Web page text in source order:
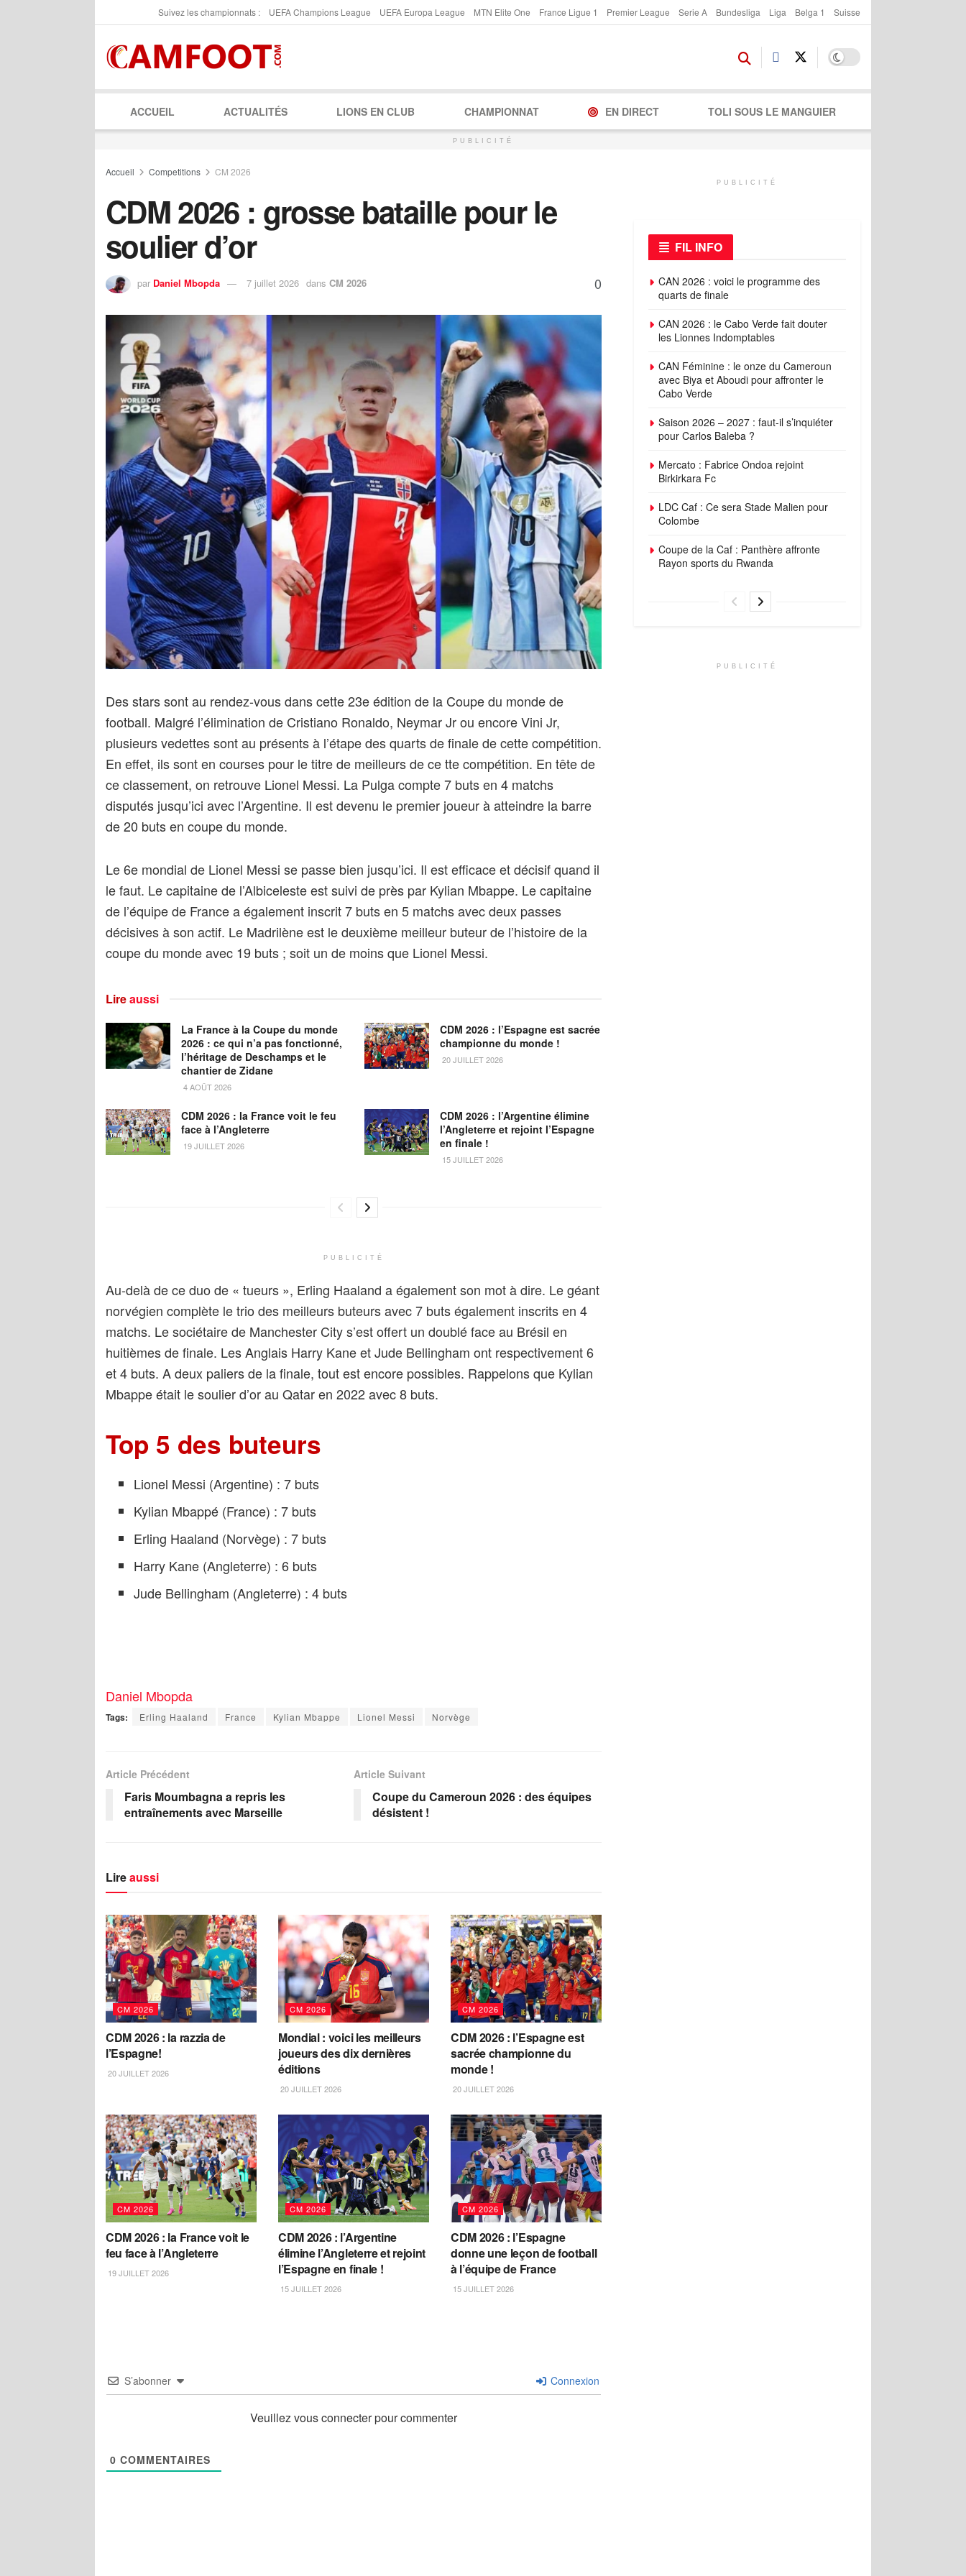
Suivez les championnats : UEFA Champions League UEFA Europa League MTN Elite One France Ligue 1 Premier League Serie A Bundesliga Liga Belga 1 Suisse
ACCUEIL ACTUALITÉS LIONS EN CLUB CHAMPIONNAT EN DIRECT TOLI SOUS LE MANGUIER
PUBLICITÉ
Accueil Competitions CM 2026
CDM 2026 : grosse bataille pour le
soulier d’or
par Daniel Mbopda 7 juillet 2026 dans CM 2026 0
Des stars sont au rendez-vous dans cette 23e édition de la Coupe du monde de
football. Malgré l’élimination de Cristiano Ronaldo, Neymar Jr ou encore Vini Jr,
plusieurs vedettes sont au présents à l’étape des quarts de finale de cette compétition.
En effet, ils sont en courses pour le titre de meilleurs de ce tte compétition. En tête de
ce classement, on retrouve Lionel Messi. La Pulga compte 7 buts en 4 matchs
disputés jusqu’ici avec l’Argentine. Il est devenu le premier joueur à atteindre la barre
de 20 buts en coupe du monde.
Le 6e mondial de Lionel Messi se passe bien jusqu’ici. Il est efficace et décisif quand il
le faut. Le capitaine de l’Albiceleste est suivi de près par Kylian Mbappe. Le capitaine
de l’équipe de France a également inscrit 7 buts en 5 matchs avec deux passes
décisives à son actif. Le Madrilène est le deuxième meilleur buteur de l’histoire de la
coupe du monde avec 19 buts ; soit un de moins que Lionel Messi.
Lireaussi
La France à la Coupe du monde
2026 : ce qui n’a pas fonctionné,
l’héritage de Deschamps et le
chantier de Zidane
4 AOÛT 2026
CDM 2026 : l’Espagne est sacrée
championne du monde !
20 JUILLET 2026
CDM 2026 : la France voit le feu
face à l’Angleterre
19 JUILLET 2026
CDM 2026 : l’Argentine élimine
l’Angleterre et rejoint l’Espagne
en finale !
15 JUILLET 2026
PUBLICITÉ
Au-delà de ce duo de « tueurs », Erling Haaland a également son mot à dire. Le géant
norvégien complète le trio des meilleurs buteurs avec 7 buts également inscrits en 4
matchs. Le sociétaire de Manchester City s’est offert un doublé face au Brésil en
huitièmes de finale. Les Anglais Harry Kane et Jude Bellingham ont respectivement 6
et 4 buts. A deux paliers de la finale, tout est encore possibles. Rappelons que Kylian
Mbappe était le soulier d’or au Qatar en 2022 avec 8 buts.
Top 5 des buteurs
Lionel Messi (Argentine) : 7 buts
Kylian Mbappé (France) : 7 buts
Erling Haaland (Norvège) : 7 buts
Harry Kane (Angleterre) : 6 buts
Jude Bellingham (Angleterre) : 4 buts
Daniel Mbopda
Tags: Erling Haaland France Kylian Mbappe Lionel Messi Norvège
Article Précédent
Faris Moumbagna a repris les
entraînements avec Marseille
Article Suivant
Coupe du Cameroun 2026 : des équipes
désistent !
Lireaussi
CM 2026
CDM 2026 : la razzia de
l’Espagne!
20 JUILLET 2026
CM 2026
Mondial : voici les meilleurs
joueurs des dix dernières
éditions
20 JUILLET 2026
CM 2026
CDM 2026 : l’Espagne est
sacrée championne du
monde !
20 JUILLET 2026
CM 2026
CDM 2026 : la France voit le
feu face à l’Angleterre
19 JUILLET 2026
CM 2026
CDM 2026 : l’Argentine
élimine l’Angleterre et rejoint
l’Espagne en finale !
15 JUILLET 2026
CM 2026
CDM 2026 : l’Espagne
donne une leçon de football
à l’équipe de France
15 JUILLET 2026
S’abonner Connexion
Veuillez vous connecter pour commenter
0 COMMENTAIRES
PUBLICITÉ
FIL INFO
CAN 2026 : voici le programme des
quarts de finale
CAN 2026 : le Cabo Verde fait douter
les Lionnes Indomptables
CAN Féminine : le onze du Cameroun
avec Biya et Aboudi pour affronter le
Cabo Verde
Saison 2026 – 2027 : faut-il s’inquiéter
pour Carlos Baleba ?
Mercato : Fabrice Ondoa rejoint
Birkirkara Fc
LDC Caf : Ce sera Stade Malien pour
Colombe
Coupe de la Caf : Panthère affronte
Rayon sports du Rwanda
PUBLICITÉ